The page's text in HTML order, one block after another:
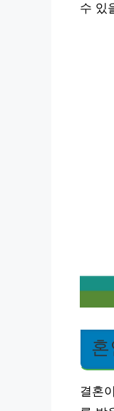
수 있
결혼